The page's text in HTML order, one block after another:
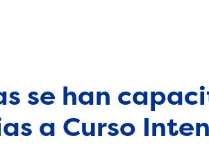
se han
a Curso